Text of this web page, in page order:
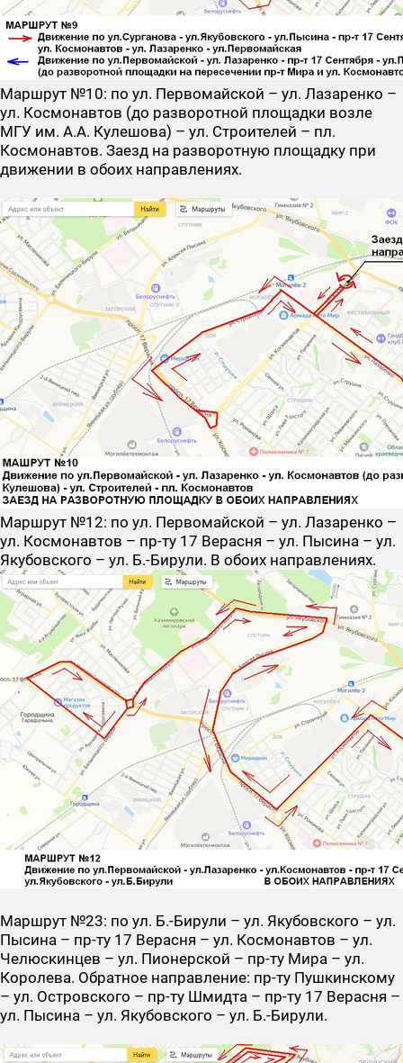
Маршрут №10: по ул. Первомайской – ул. Лазаренко –
ул. Космонавтов (до разворотной площадки возле
МГУ им. А.А. Кулешова) – ул. Строителей – пл.
Космонавтов. Заезд на разворотную площадку при
движении в обоих направлениях.
Маршрут №12: по ул. Первомайской – ул. Лазаренко –
ул. Космонавтов – пр-ту 17 Верасня – ул. Пысина – ул.
Якубовского – ул. Б.-Бирули. В обоих направлениях.
Маршрут №23: по ул. Б.-Бирули – ул. Якубовского – ул.
Пысина – пр-ту 17 Верасня – ул. Космонавтов – ул.
Челюскинцев – ул. Пионерской – пр-ту Мира – ул.
Королева. Обратное направление: пр-ту Пушкинскому
– ул. Островского – пр-ту Шмидта – пр-ту 17 Верасня –
ул. Пысина – ул. Якубовского – ул. Б.-Бирули.